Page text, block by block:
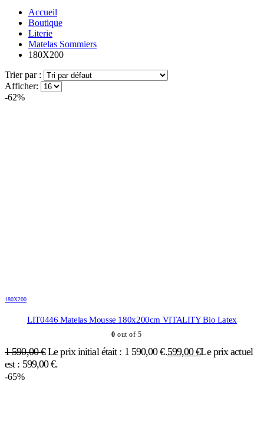
Accueil
Boutique
Literie
Matelas Sommiers
180X200
Trier par :
Afficher:
-62%
180X200
LIT0446 Matelas Mousse 180x200cm VITALITY Bio Latex
0 out of 5
1 590,00€ Le prix initial était : 1 590,00 €.599,00€Le prix actuel
est : 599,00 €.
-65%